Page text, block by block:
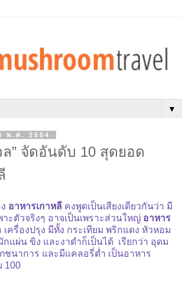
▼
พ.ศ. 2554
ล” จัดอันดับ 10 สุดยอด
อาหารเกาหลี คงพูดเป็นเสียงเดียวกันว่า มี
ะตัวจริงๆ อาจเป็นเพราะส่วนใหญ่ อาหาร
เครื่องปรุง มีทั้ง กระเทียม พริกแดง หัวหอม
แผ่น ขิง และงาดำก็เป็นได้ เรียกว่า อุดม
นาการ และมีแคลอรี่ต่ำ เป็นอาหาร
100